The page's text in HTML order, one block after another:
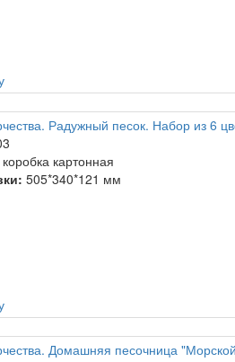
Радужный песок. Набор из 6
коробка картонная
505*340*121 мм
Домашняя песочница